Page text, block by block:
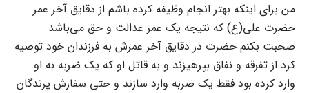
من براى اینکه بهتر انجام وظیفه کرده باشم از دقایق آخر عمر
حضرت على(ع) که نتیجه یک عمر عدالت و حق مى‌باشد
صحبت بکنم حضرت در دقایق آخر عمرش به فرزندان خود توصیه
کرد از تفرقه و نفاق بپرهیزند و به قاتل او که یک ضربه به او
وارد کرده بود فقط یک ضربه وارد سازند و حتى سفارش پرندگان